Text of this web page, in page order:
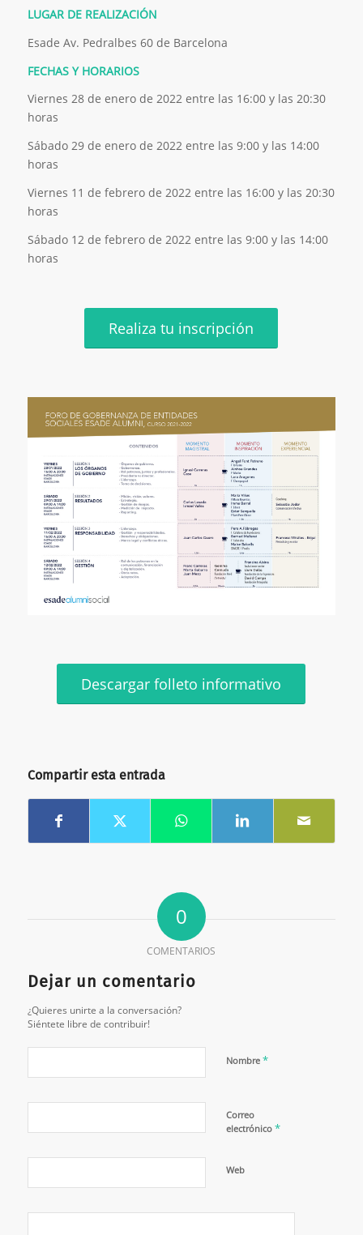
LUGAR DE REALIZACIÓN
Esade Av. Pedralbes 60 de Barcelona
FECHAS Y HORARIOS
Viernes 28 de enero de 2022 entre las 16:00 y las 20:30
horas
Sábado 29 de enero de 2022 entre las 9:00 y las 14:00
horas
Viernes 11 de febrero de 2022 entre las 16:00 y las 20:30
horas
Sábado 12 de febrero de 2022 entre las 9:00 y las 14:00
horas
Realiza tu inscripción
Descargar folleto informativo
Compartir esta entrada
0
COMENTARIOS
Dejar un comentario
¿Quieres unirte a la conversación?
Siéntete libre de contribuir!
Nombre *
Correo
electrónico *
Web